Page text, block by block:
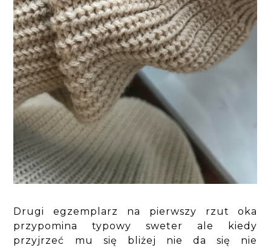
Drugi egzemplarz na pierwszy rzut oka
przypomina typowy sweter ale kiedy
przyjrzeć mu się bliżej nie da się nie